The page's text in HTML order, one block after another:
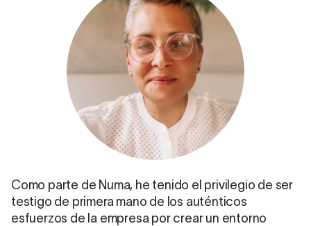
Como parte de Numa, he tenido el privilegio de ser
testigo de primera mano de los auténticos
esfuerzos de la empresa por crear un entorno